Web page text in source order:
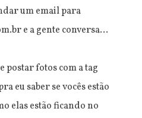
um email para
e a gente conversa...
postar fotos com a tag
eu saber se vocês estão
elas estão ficando no